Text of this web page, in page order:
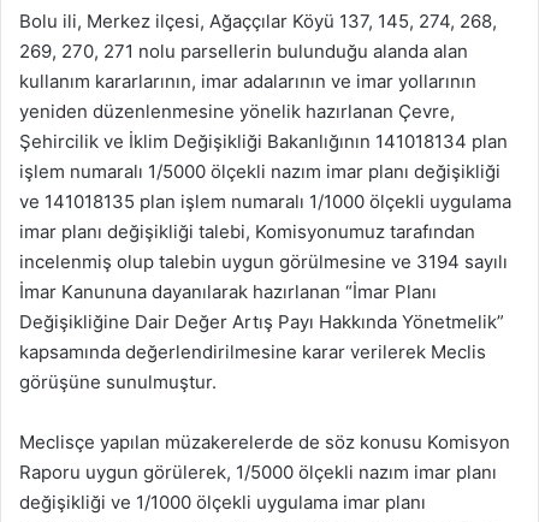
Bolu ili, Merkez ilçesi, Ağaççılar Köyü 137, 145, 274, 268,
269, 270, 271 nolu parsellerin bulunduğu alanda alan
kullanım kararlarının, imar adalarının ve imar yollarının
yeniden düzenlenmesine yönelik hazırlanan Çevre,
Şehircilik ve İklim Değişikliği Bakanlığının 141018134 plan
işlem numaralı 1/5000 ölçekli nazım imar planı değişikliği
ve 141018135 plan işlem numaralı 1/1000 ölçekli uygulama
imar planı değişikliği talebi, Komisyonumuz tarafından
incelenmiş olup talebin uygun görülmesine ve 3194 sayılı
İmar Kanununa dayanılarak hazırlanan “İmar Planı
Değişikliğine Dair Değer Artış Payı Hakkında Yönetmelik”
kapsamında değerlendirilmesine karar verilerek Meclis
görüşüne sunulmuştur.
Meclisçe yapılan müzakerelerde de söz konusu Komisyon
Raporu uygun görülerek, 1/5000 ölçekli nazım imar planı
değişikliği ve 1/1000 ölçekli uygulama imar planı